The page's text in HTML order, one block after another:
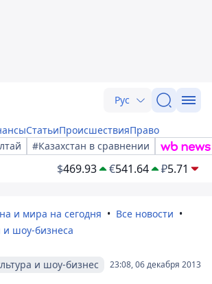
Рус
СтатьиПроисшествияПраво
#Казахстан в сравнении
$469.93 €541.64 ₽5.71
и мира на сегодня
Все новости
и шоу-бизнеса
23:08, 06 декабря 2013
и шоу-бизнес